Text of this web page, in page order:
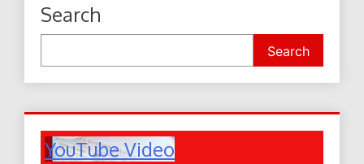
Search
Search
YouTube Video